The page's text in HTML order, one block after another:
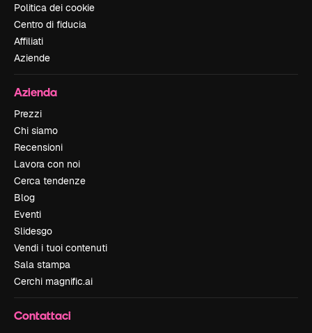
Politica dei cookie
Centro di fiducia
Affiliati
Aziende
Azienda
Prezzi
Chi siamo
Recensioni
Lavora con noi
Cerca tendenze
Blog
Eventi
Slidesgo
Vendi i tuoi contenuti
Sala stampa
Cerchi magnific.ai
Contattaci